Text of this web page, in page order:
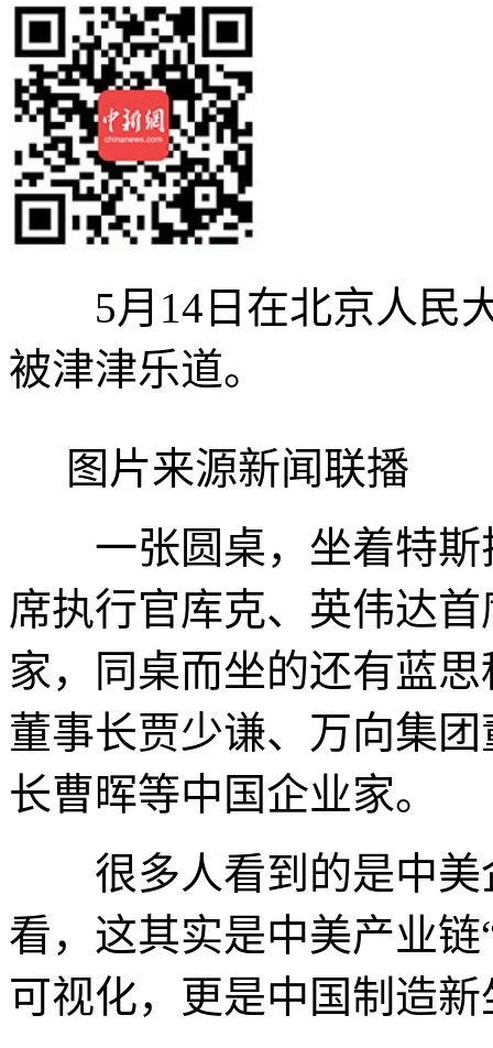
5月14日在北京人民大
被津津乐道。
图片来源新闻联播
一张圆桌，坐着特斯
席执行官库克、英伟达
家，同桌而坐的还有蓝
董事长贾少谦、万向集
长曹晖等中国企业家。
很多人看到的是中美
看，这其实是中美产业
可视化，更是中国制造